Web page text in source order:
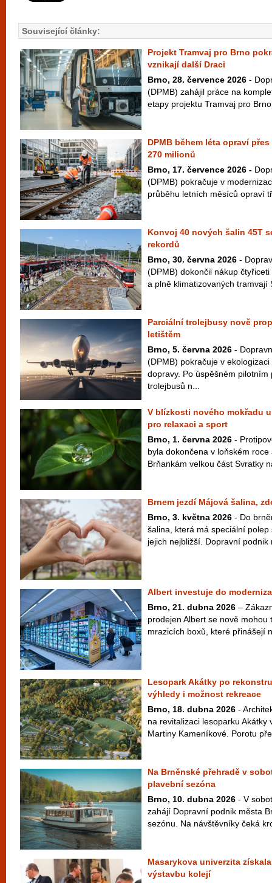
Související články:
Projekt Tramvaj pro Brno
vznikají další Draci
Brno, 28. července 2026 -
(DPMB) zahájil práce na
etapy projektu Tramvaj pro
DPMB během léta opraví
270 milionů
Brno, 17. července 2026 -
(DPMB) pokračuje v
průběhu letních měsíců opraví
Konvoj 40 nových šalin 45T
rekordů
Brno, 30. června 2026 -
(DPMB) dokončil nákup
a plně klimatizovaných tramvají
Parciální trolejbusy nově
letištěm
Brno, 5. června 2026 -
(DPMB) pokračuje v
dopravy. Po úspěšném
trolejbusů n...
V blízkosti nového mokřadu
pro relaxaci a sport
Brno, 1. června 2026 -
byla dokončena v loňském
Brňankám velkou část Svratky
Brnem jezdí Májová šalina,
Brno, 3. května 2026 - Do
šalina, která má speciální
jejich nejbližší. Dopravní podnik
Albert investuje do
Brno, 21. dubna 2026 –
prodejen Albert se nově
mrazicích boxů, které přinášejí
Lesopark Akátky po
výhledy i možnost rekreace
Brno, 18. dubna 2026 -
na revitalizaci lesoparku Akátky
Martiny Kameníkové. Porotu
Na Brněnské přehradě v
plavební sezóna
Brno, 10. dubna 2026 - V
zahájí Dopravní podnik města
sezónu. Na návštěvníky čeká
Masarykova univerzita
výstavbu kolejí